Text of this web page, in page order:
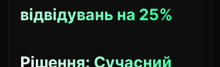
відвідувань на 25%
Рішення: Сучасний